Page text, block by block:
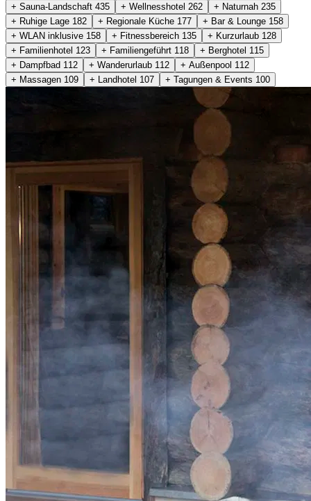
+ Sauna-Landschaft 435 + Wellnesshotel 262 + Naturnah 235
+ Ruhige Lage 182 + Regionale Küche 177 + Bar & Lounge 158
+ WLAN inklusive 158 + Fitnessbereich 135 + Kurzurlaub 128
+ Familienhotel 123 + Familiengeführt 118 + Berghotel 115
+ Dampfbad 112 + Wanderurlaub 112 + Außenpool 112
+ Massagen 109 + Landhotel 107 + Tagungen & Events 100